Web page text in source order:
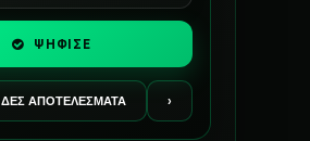
ΨΗΦΙΣΕ
ΔΕΣ ΑΠΟΤΕΛΕΣΜΑΤΑ ›